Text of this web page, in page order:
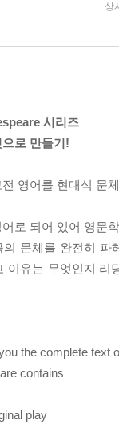
상
시리즈
로 만들기!
영어를 현대식 문
로 되어 있어 영문
문체를 완전히
이유는 무엇인지
the complete text
contains
play